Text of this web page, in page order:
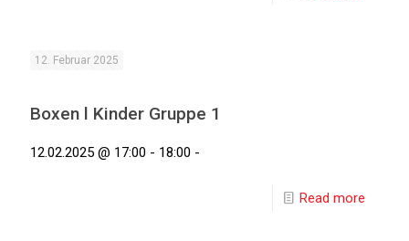
12. Februar 2025
Boxen l Kinder Gruppe 1
12.02.2025 @ 17:00 - 18:00 -
Read more